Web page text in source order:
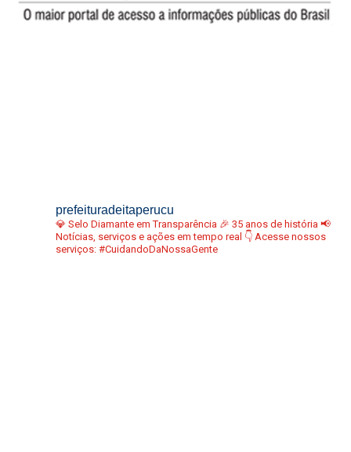
prefeituradeitaperucu
💎 Selo Diamante em Transparência 🎉 35 anos de história 📢
Notícias, serviços e ações em tempo real 👇 Acesse nossos
serviços: #CuidandoDaNossaGente